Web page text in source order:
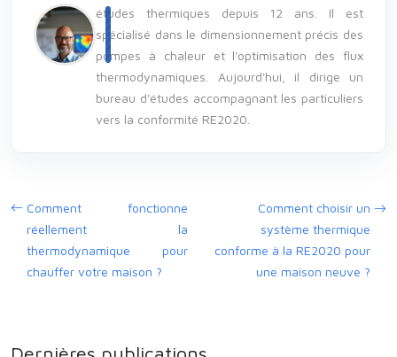
études thermiques depuis 12 ans. Il est
spécialisé dans le dimensionnement précis des
pompes à chaleur et l'optimisation des flux
thermodynamiques. Aujourd'hui, il dirige un
bureau d'études accompagnant les particuliers
vers la conformité RE2020.
Comment fonctionne
réellement la
thermodynamique pour
chauffer votre maison ?
Comment choisir un
système thermique
conforme à la RE2020 pour
une maison neuve ?